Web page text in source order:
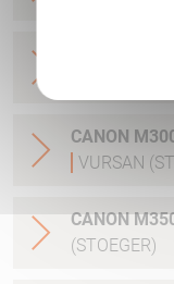
CANON
VURSAN
CANON
(STOEGER)